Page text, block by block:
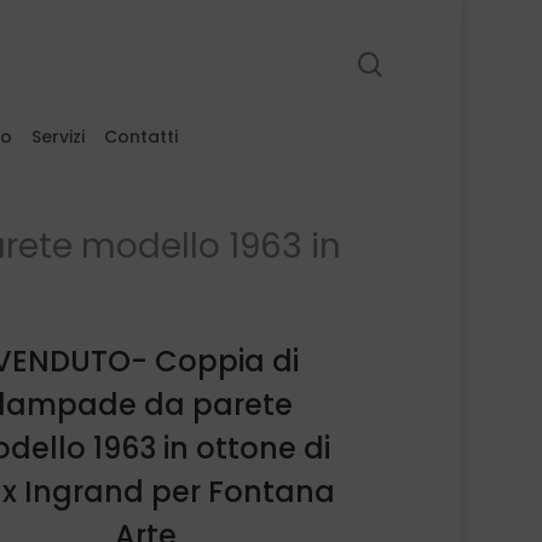
Servizi Contatti
modello 1963 in
Coppia di
da parete
1963 in ottone di
Ingrand per Fontana